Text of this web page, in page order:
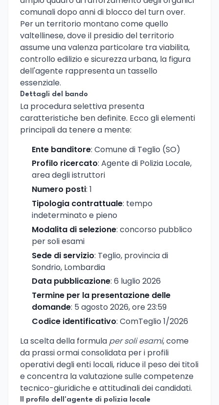
comunali dopo anni di blocco del turn over.
Per un territorio montano come quello
valtellinese, dove il presidio del territorio
assume una valenza particolare tra viabilita,
controllo edilizio e sicurezza urbana, la figura
dell'agente rappresenta un tassello
essenziale.
Dettagli del bando
La procedura selettiva presenta
caratteristiche ben definite. Ecco gli elementi
principali da tenere a mente:
Ente banditore: Comune di Teglio (SO)
Profilo ricercato: Agente di Polizia Locale,
area degli istruttori
Numero posti: 1
Tipologia contrattuale: tempo
indeterminato e pieno
Modalita di selezione: concorso pubblico
per soli esami
Sede di servizio: Teglio, provincia di
Sondrio, Lombardia
Data pubblicazione: 6 luglio 2026
Termine per la presentazione delle
domande: 5 agosto 2026, ore 23:59
Codice identificativo: ComTeglio 1/2026
La scelta della formula per soli esami, come
da prassi ormai consolidata per i profili
operativi degli enti locali, riduce il peso dei titoli
e concentra la valutazione sulle competenze
tecnico-giuridiche e attitudinali dei candidati.
Il profilo dell'agente di polizia locale